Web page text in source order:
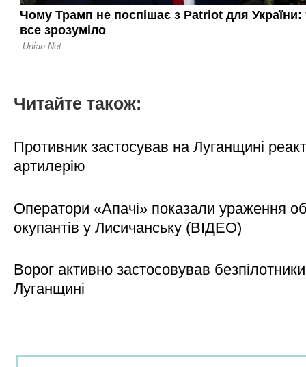
Читайте також:
Противник застосував на Луганщині
артилерію
Оператори «Апачі» показали ураження
окупантів у Лисичанську (ВІДЕО)
Ворог активно застосовував
Луганщині